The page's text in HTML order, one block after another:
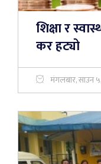
शिक्षा र
कर हट्यो
मंगलबार, साउन